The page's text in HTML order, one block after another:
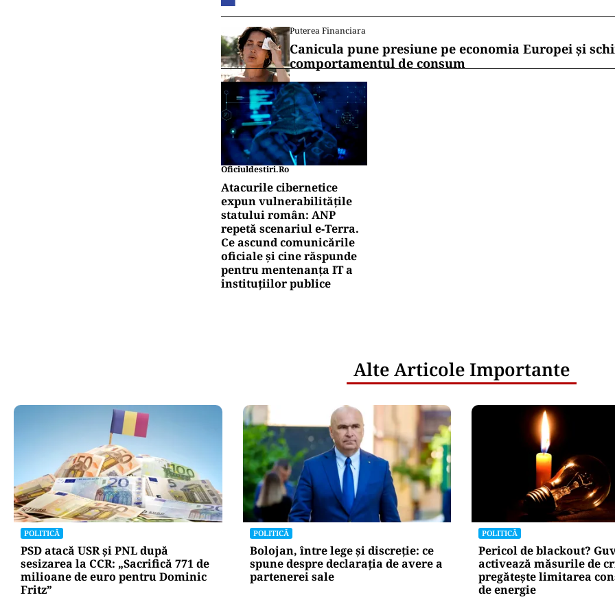
Puterea Financiara
Canicula pune presiune pe economia Europei și
comportamentul de consum
Oficiuldestiri.ro
Atacurile cibernetice
expun vulnerabilitățile
statului român: ANP
repetă scenariul e‑Terra.
Ce ascund comunicările
oficiale și cine răspunde
pentru mentenanța IT a
instituțiilor publice
Alte Articole Importante
POLITICĂ
PSD atacă USR și PNL după
sesizarea la CCR: „Sacrifică 771 de
milioane de euro pentru Dominic
Fritz”
POLITICĂ
Bolojan, între lege și discreție: ce
spune despre declarația de avere a
partenerei sale
POLITICĂ
Pericol de blackout?
activează măsurile de
pregătește limitarea
de energie